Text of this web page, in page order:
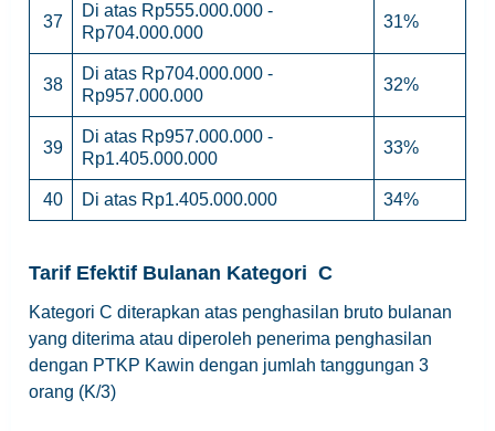
37
Di atas Rp555.000.000 -
Rp704.000.000
31%
38
Di atas Rp704.000.000 -
Rp957.000.000
32%
39
Di atas Rp957.000.000 -
Rp1.405.000.000
33%
40 Di atas Rp1.405.000.000 34%
Tarif Efektif Bulanan Kategori C
Kategori C diterapkan atas penghasilan bruto bulanan
yang diterima atau diperoleh penerima penghasilan
dengan PTKP Kawin dengan jumlah tanggungan 3
orang (K/3)